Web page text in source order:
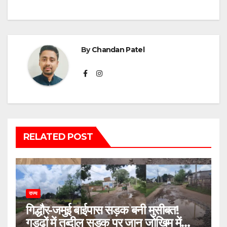
ByChandan Patel
RELATED POST
राज्य
गिद्धौर-जमुई बाईपास सड़क बनी मुसीबत!
गड्ढों में तब्दील सड़क पर जान जोखिम में